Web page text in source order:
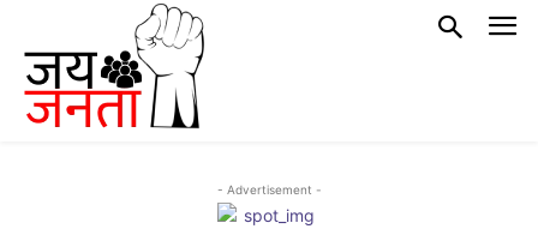
- Advertisement -